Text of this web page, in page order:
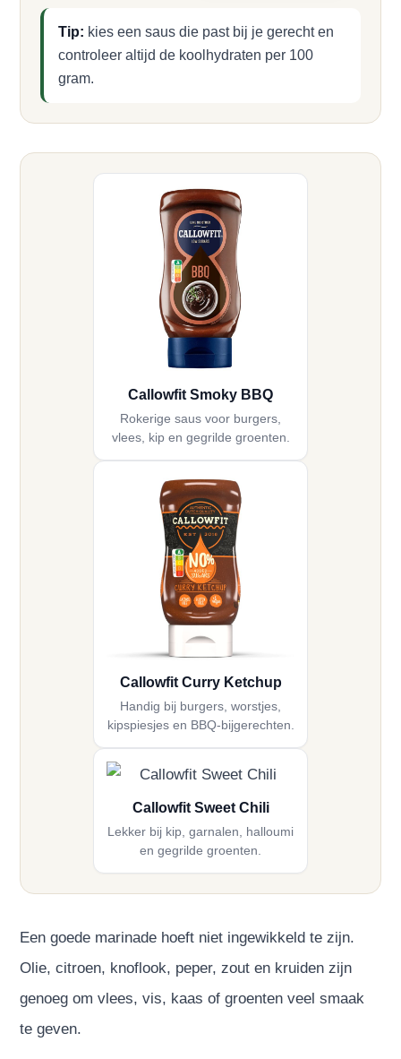
Tip: kies een saus die past bij je gerecht en
controleer altijd de koolhydraten per 100
gram.
Callowfit Smoky BBQ
Rokerige saus voor burgers,
vlees, kip en gegrilde groenten.
Callowfit Curry Ketchup
Handig bij burgers, worstjes,
kipspiesjes en BBQ-bijgerechten.
Callowfit Sweet Chili
Lekker bij kip, garnalen, halloumi
en gegrilde groenten.
Een goede marinade hoeft niet ingewikkeld te zijn.
Olie, citroen, knoflook, peper, zout en kruiden zijn
genoeg om vlees, vis, kaas of groenten veel smaak
te geven.